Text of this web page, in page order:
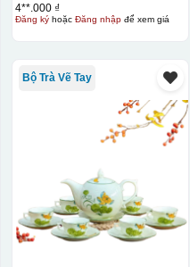
đây là kiểu hộp quay
thêm tiền
Hộp xi lót lụa
4**.000 ₫
Đăng kýhoặc Đăng nhậpđể xem giá
Bộ Trà Vẽ Tay